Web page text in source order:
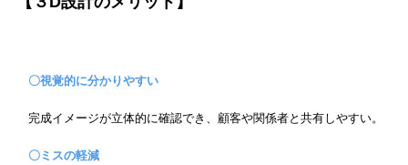
〇視覚的に分かりやすい
完成イメージが立体的に確認でき、顧客や関係者と共有しやすい。
〇ミスの軽減